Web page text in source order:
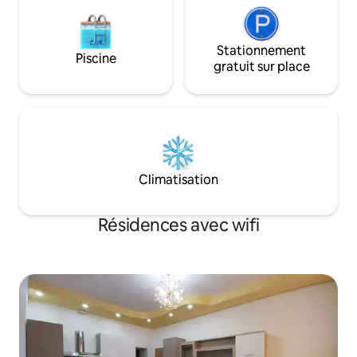
Piscine
Stationnement
gratuit sur place
Climatisation
Résidences avec wifi